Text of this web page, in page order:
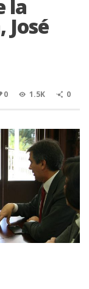
la
José
0 1.5K 0